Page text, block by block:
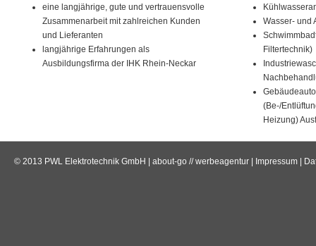
eine langjährige, gute und vertrauensvolle
Zusammenarbeit mit zahlreichen Kunden
und Lieferanten
langjährige Erfahrungen als
Ausbildungsfirma der IHK Rhein-Neckar
Wasser- und
Filtertechnik)
(Be-/
Heizung)
© 2013 PWL Elektrotechnik GmbH | about-go // werbeagentur Impressum